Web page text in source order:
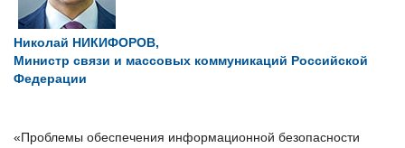
Николай НИКИФОРОВ,
Министр связи и массовых коммуникаций Российской
Федерации
«Проблемы обеспечения информационной безопасности